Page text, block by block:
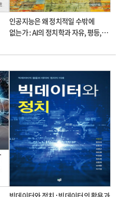
인공지능은 왜 정치적일 수밖에
없는가 : AI의 정치학과 자유, 평등,